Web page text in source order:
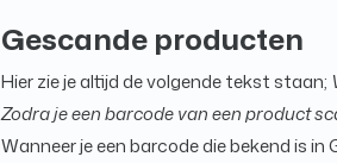
Gescande producten
Hier zie je altijd de volgende tekst staan;
Zodra je een barcode van een product
Wanneer je een barcode die bekend is